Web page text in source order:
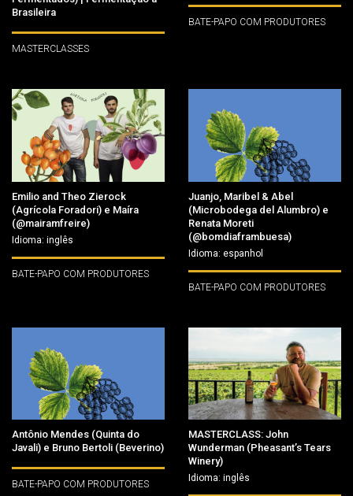
Brasileira
MASTERCLASSES
BATE-PAPO COM PRODUTORES
Emilio and Theo Zierock
(Agrícola Foradori) e Maíra
(@mairamfreire)
Idioma: inglês
BATE-PAPO COM PRODUTORES
Juanjo, Maribel & Abel
(Microbodega del Alumbro) e
Renata Moreti
(@bomdiaframbuesa)
Idioma: espanhol
BATE-PAPO COM PRODUTORES
Antônio Mendes (Quinta do
Javali) e Bruno Bertoli (Beverino)
BATE-PAPO COM PRODUTORES
MASTERCLASS: John
Wunderman (Pheasant’s Tears
Winery)
Idioma: inglês